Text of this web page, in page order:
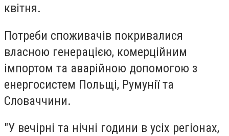
квітня.
Потреби споживачів покривалися
власною генерацією, комерційним
імпортом та аварійною допомогою з
енергосистем Польщі, Румунії та
Словаччини.
"У вечірні та нічні години в усіх регіонах,